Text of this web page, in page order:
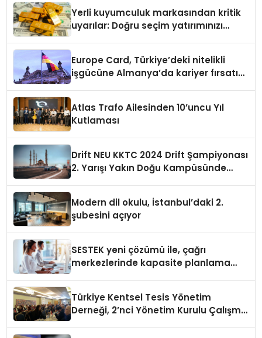
Yerli kuyumculuk markasından kritik
uyarılar: Doğru seçim yatırımınızı
Europe Card, Türkiye’deki nitelikli
işgücüne Almanya’da kariyer fırsatı
Atlas Trafo Ailesinden 10’uncu Yıl
Kutlaması
Drift NEU KKTC 2024 Drift Şampiyonası
2. Yarışı Yakın Doğu Kampüsünde
Modern dil okulu, İstanbul’daki 2.
şubesini açıyor
SESTEK yeni çözümü ile, çağrı
merkezlerinde kapasite planlama
Türkiye Kentsel Tesis Yönetim
Derneği, 2’nci Yönetim Kurulu Çalışma